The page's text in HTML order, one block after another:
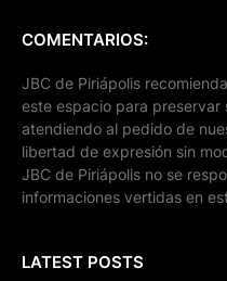
COMENTARIOS:
JBC de Piriápolis
este espacio para preservar
atendiendo al pedido de
libertad de expresión sin
JBC de Piriápolis no se
informaciones vertidas en
LATEST POSTS